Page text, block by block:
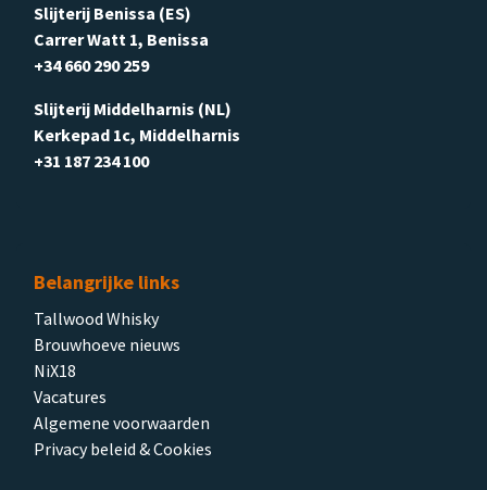
Slijterij Benissa (ES)
Carrer Watt 1, Benissa
+34 660 290 259
Slijterij Middelharnis (NL)
Kerkepad 1c, Middelharnis
+31 187 234 100
Belangrijke links
Tallwood Whisky
Brouwhoeve nieuws
NiX18
Vacatures
Algemene voorwaarden
Privacy beleid & Cookies